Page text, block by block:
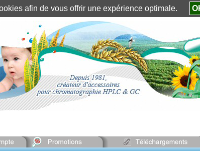
Identification client ||Mon compte
afin de vous offrir une expérience optimale.